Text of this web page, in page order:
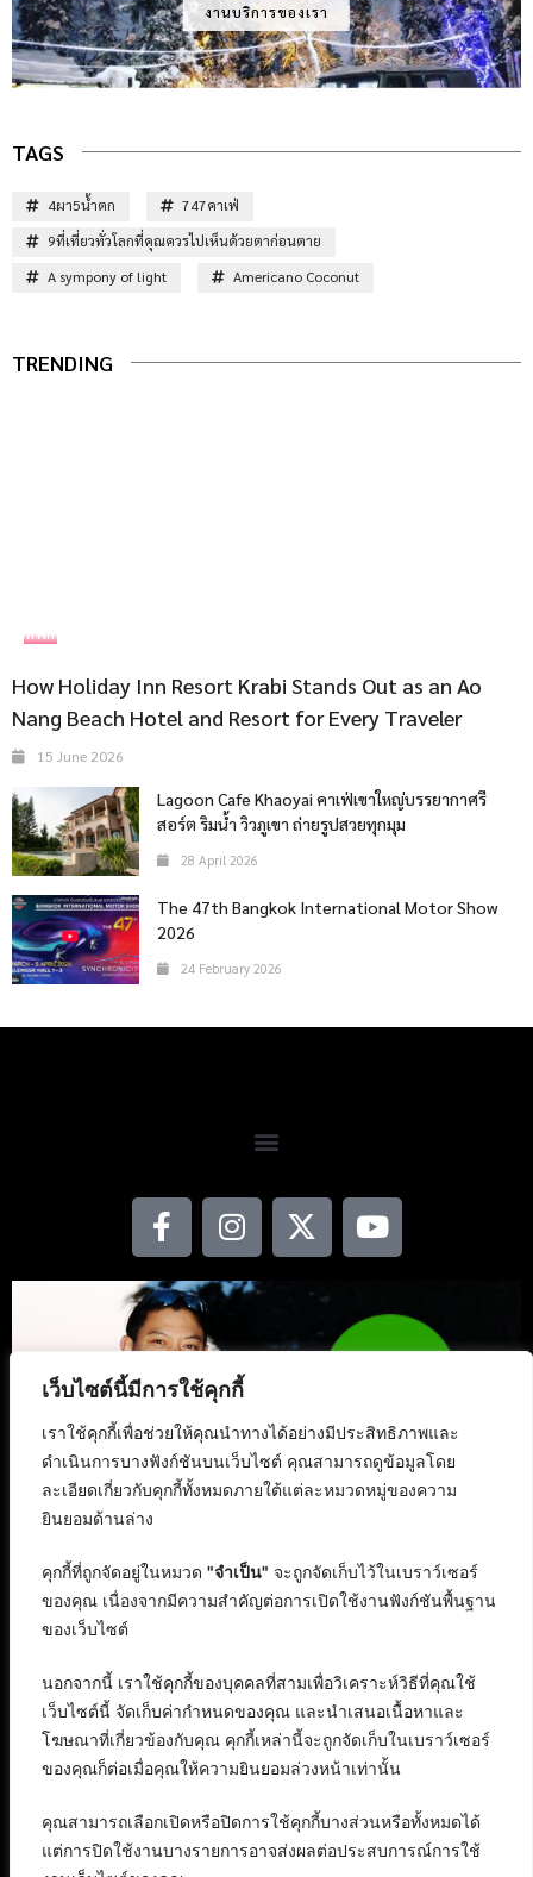
เว็บไซต์นี้มีการใช้คุกกี้
เราใช้คุกกี้เพื่อช่วยให้คุณนำทางได้อย่างมีประสิทธิภาพและ
ดำเนินการบางฟังก์ชันบนเว็บไซต์ คุณสามารถดูข้อมูลโดย
ละเอียดเกี่ยวกับคุกกี้ทั้งหมดภายใต้แต่ละหมวดหมู่ของความ
ยินยอมด้านล่าง
คุกกี้ที่ถูกจัดอยู่ในหมวด "จำเป็น" จะถูกจัดเก็บไว้ในเบราว์เซอร์
ของคุณ เนื่องจากมีความสำคัญต่อการเปิดใช้งานฟังก์ชันพื้นฐาน
ของเว็บไซต์
นอกจากนี้ เราใช้คุกกี้ของบุคคลที่สามเพื่อวิเคราะห์วิธีที่คุณใช้
เว็บไซต์นี้ จัดเก็บค่ากำหนดของคุณ และนำเสนอเนื้อหาและ
โฆษณาที่เกี่ยวข้องกับคุณ คุกกี้เหล่านี้จะถูกจัดเก็บในเบราว์เซอร์
ของคุณก็ต่อเมื่อคุณให้ความยินยอมล่วงหน้าเท่านั้น
คุณสามารถเลือกเปิดหรือปิดการใช้คุกกี้บางส่วนหรือทั้งหมดได้
แต่การปิดใช้งานบางรายการอาจส่งผลต่อประสบการณ์การใช้
งานบริการของเรา
TAGS
4ผา5น้ำตก
747คาเฟ่
9ที่เที่ยวทั่วโลกที่คุณควรไปเห็นด้วยตาก่อนตาย
A sympony of light
Americano Coconut
TRENDING
ที่พัก
How Holiday Inn Resort Krabi Stands Out as an Ao
Nang Beach Hotel and Resort for Every Traveler
15 June 2026
Lagoon Cafe Khaoyai คาเฟ่เขาใหญ่บรรยากาศรี
สอร์ต ริมน้ำ วิวภูเขา ถ่ายรูปสวยทุกมุม
28 April 2026
The 47th Bangkok International Motor Show
2026
24 February 2026